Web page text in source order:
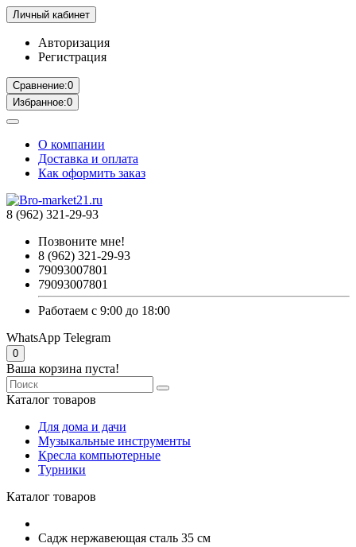
Личный кабинет
Авторизация
Регистрация
Сравнение:0
Избранное:0
О компании
Доставка и оплата
Как оформить заказ
8 (962) 321-29-93
Позвоните мне!
8 (962) 321-29-93
79093007801
79093007801
Работаем с 9:00 до 18:00
WhatsApp Telegram
0
Ваша корзина пуста!
Каталог товаров
Для дома и дачи
Музыкальные инструменты
Кресла компьютерные
Турники
Каталог товаров
Садж нержавеющая сталь 35 см